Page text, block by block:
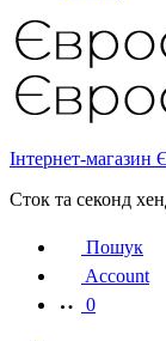
Інтернет-магазин
Сток та секонд
Пошук
Account
0